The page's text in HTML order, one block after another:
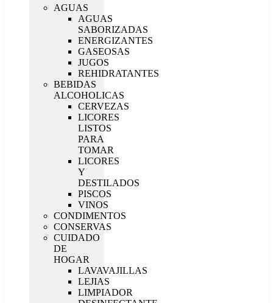
AGUAS
AGUAS
SABORIZADAS
ENERGIZANTES
GASEOSAS
JUGOS
REHIDRATANTES
BEBIDAS
ALCOHOLICAS
CERVEZAS
LICORES
LISTOS
PARA
TOMAR
LICORES
Y
DESTILADOS
PISCOS
VINOS
CONDIMENTOS
CONSERVAS
CUIDADO
DE
HOGAR
LAVAVAJILLAS
LEJIAS
LIMPIADOR